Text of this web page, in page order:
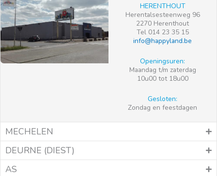
HERENTHOUT
Herentalsesteenweg 96
2270 Herenthout
Tel 014 23 35 15
info@happyland.be
Openingsuren:
Maandag t/m zaterdag
10u00 tot 18u00
Gesloten:
Zondag en feestdagen
MECHELEN
DEURNE (DIEST)
AS